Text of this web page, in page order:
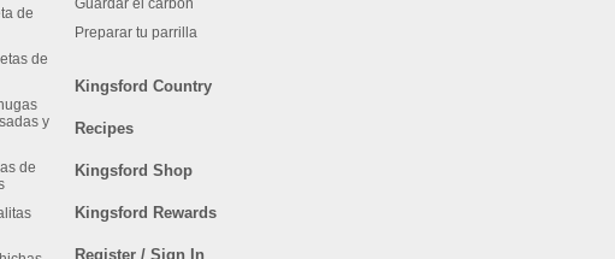
de
de
y
de
Guardar el carbón
Preparar tu parrilla
Kingsford Country
Recipes
Kingsford Shop
Kingsford Rewards
Register / Sign In